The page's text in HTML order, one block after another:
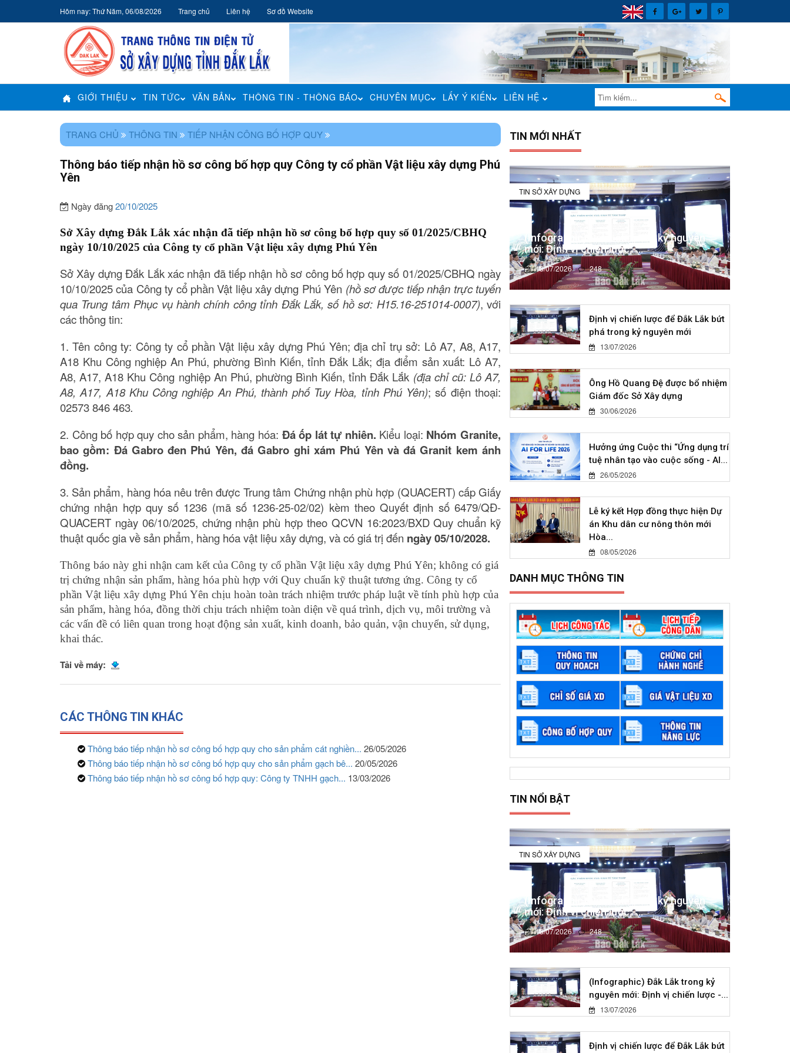
Hôm nay: Thứ Năm, 06/08/2026 Trang chủ Liên hệ Sơ đồ Website
GIỚI THIỆU TIN TỨC VĂN BẢN THÔNG TIN - THÔNG BÁO CHUYÊN MỤC LẤY Ý KIẾN LIÊN HỆ
TRANG CHỦ THÔNG TIN TIẾP NHẬN CÔNG BỐ HỢP QUY
Thông báo tiếp nhận hồ sơ công bố hợp quy Công ty cổ phần Vật liệu xây dựng Phú
Yên
Ngày đăng20/10/2025
Sở Xây dựng Đắk Lắk xác nhận đã tiếp nhận hồ sơ công bố hợp quy số 01/2025/CBHQ
ngày 10/10/2025 của Công ty cổ phần Vật liệu xây dựng Phú Yên
Sở Xây dựng Đắk Lắk xác nhận đã tiếp nhận hồ sơ công bố hợp quy số 01/2025/CBHQ ngày
10/10/2025 của Công ty cổ phần Vật liệu xây dựng Phú Yên (hồ sơ được tiếp nhận trực tuyến
qua Trung tâm Phục vụ hành chính công tỉnh Đắk Lắk, số hồ sơ: H15.16-251014-0007), với
các thông tin:
1. Tên công ty: Công ty cổ phần Vật liệu xây dựng Phú Yên; địa chỉ trụ sở: Lô A7, A8, A17,
A18 Khu Công nghiệp An Phú, phường Bình Kiến, tỉnh Đắk Lắk; địa điểm sản xuất: Lô A7,
A8, A17, A18 Khu Công nghiệp An Phú, phường Bình Kiến, tỉnh Đắk Lắk (địa chỉ cũ: Lô A7,
A8, A17, A18 Khu Công nghiệp An Phú, thành phố Tuy Hòa, tỉnh Phú Yên); số điện thoại:
02573 846 463.
2. Công bố hợp quy cho sản phẩm, hàng hóa: Đá ốp lát tự nhiên. Kiểu loại: Nhóm Granite,
bao gồm: Đá Gabro đen Phú Yên, đá Gabro ghi xám Phú Yên và đá Granit kem ánh
đồng.
3. Sản phẩm, hàng hóa nêu trên được Trung tâm Chứng nhận phù hợp (QUACERT) cấp Giấy
chứng nhận hợp quy số 1236 (mã số 1236-25-02/02) kèm theo Quyết định số 6479/QĐ-
QUACERT ngày 06/10/2025, chứng nhận phù hợp theo QCVN 16:2023/BXD Quy chuẩn kỹ
thuật quốc gia về sản phẩm, hàng hóa vật liệu xây dựng, và có giá trị đến ngày 05/10/2028.
Thông báo này ghi nhận cam kết của Công ty cổ phần Vật liệu xây dựng Phú Yên; không có giá
trị chứng nhận sản phẩm, hàng hóa phù hợp với Quy chuẩn kỹ thuật tương ứng. Công ty cổ
phần Vật liệu xây dựng Phú Yên chịu hoàn toàn trách nhiệm trước pháp luật về tính phù hợp của
sản phẩm, hàng hóa, đồng thời chịu trách nhiệm toàn diện về quá trình, dịch vụ, môi trường và
các vấn đề có liên quan trong hoạt động sản xuất, kinh doanh, bảo quản, vận chuyển, sử dụng,
khai thác.
Tải về máy:
CÁC THÔNG TIN KHÁC
Thông báo tiếp nhận hồ sơ công bố hợp quy cho sản phẩm cát nghiền... 26/05/2026
Thông báo tiếp nhận hồ sơ công bố hợp quy cho sản phẩm gạch bê... 20/05/2026
Thông báo tiếp nhận hồ sơ công bố hợp quy: Công ty TNHH gạch... 13/03/2026
TIN MỚI NHẤT
TIN SỞ XÂY DỰNG
(Infographic) Đắk Lắk trong kỷ nguyên
mới: Định vị chiến lược -...
13/07/2026 248
Định vị chiến lược để Đắk Lắk bứt
phá trong kỷ nguyên mới
13/07/2026
Ông Hồ Quang Đệ được bổ nhiệm
Giám đốc Sở Xây dựng
30/06/2026
Hưởng ứng Cuộc thi “Ứng dụng trí
tuệ nhân tạo vào cuộc sống - AI...
26/05/2026
Lễ ký kết Hợp đồng thực hiện Dự
án Khu dân cư nông thôn mới
Hòa...
08/05/2026
DANH MỤC THÔNG TIN
TIN NỔI BẬT
TIN SỞ XÂY DỰNG
(Infographic) Đắk Lắk trong kỷ nguyên
mới: Định vị chiến lược -...
13/07/2026 248
(Infographic) Đắk Lắk trong kỷ
nguyên mới: Định vị chiến lược -...
13/07/2026
Định vị chiến lược để Đắk Lắk bứt